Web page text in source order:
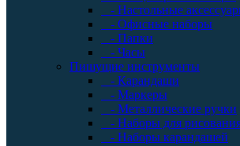
- Настольные
- Офисные наборы
- Папки
- Часы
Пишущие инструменты
- Карандаши
- Маркеры
- Металлические ручки
- Наборы для
- Наборы карандашей